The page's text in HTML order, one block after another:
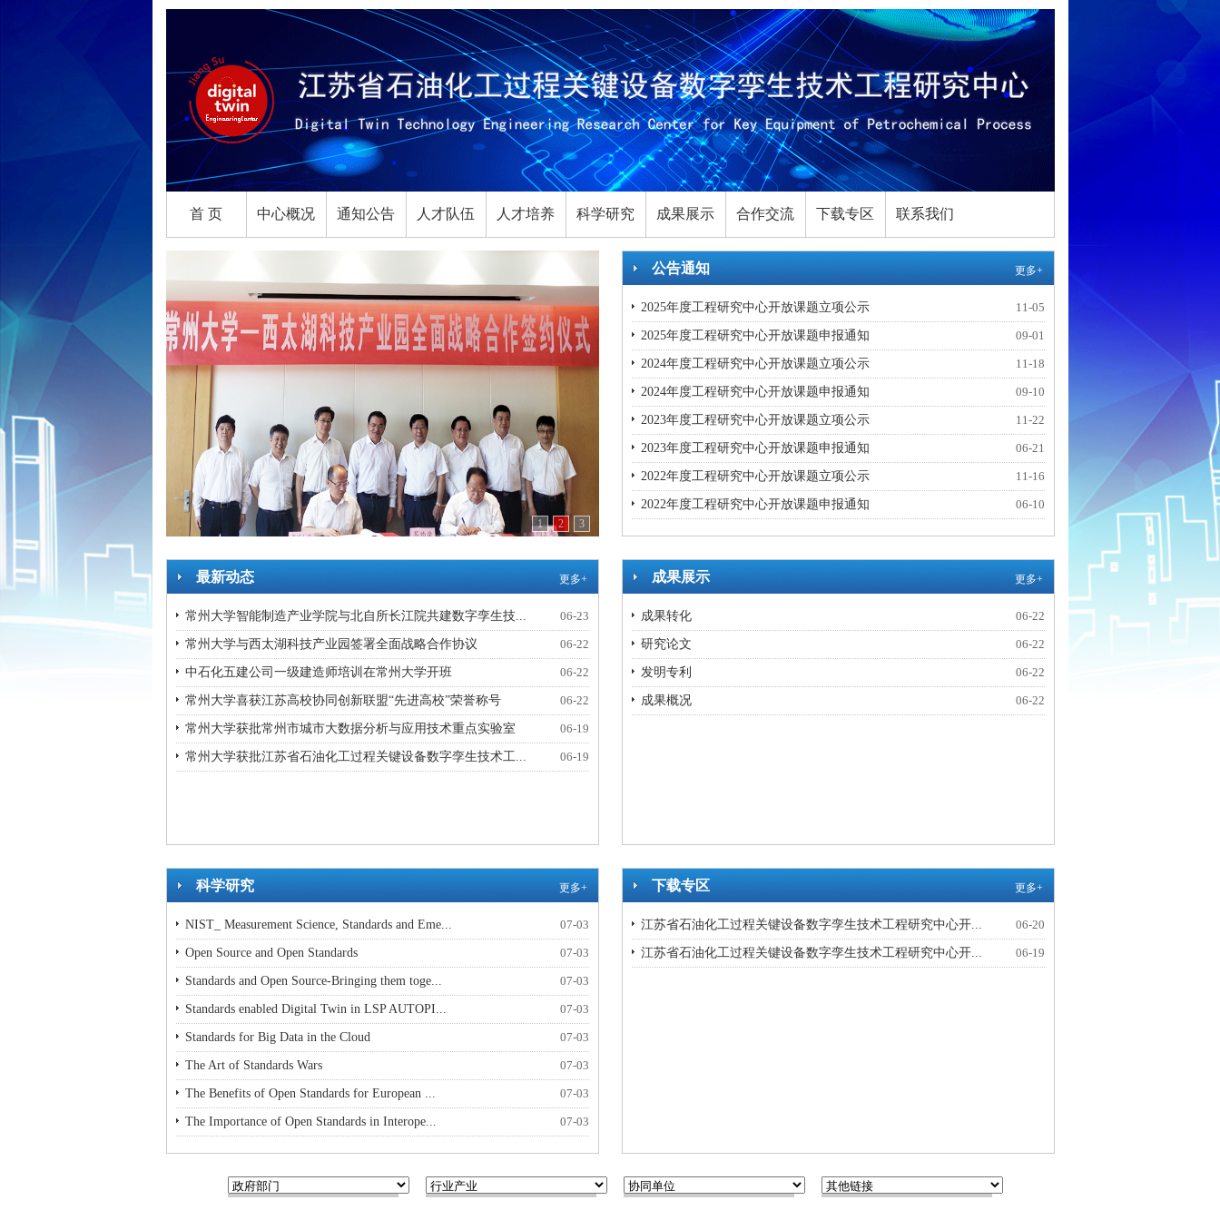
首 页 中心概况 通知公告 人才队伍 人才培养 科学研究 成果展示 合作交流 下载专区 联系我们
1 2 3
公告通知 更多+
2025年度工程研究中心开放课题立项公示 11-05
2025年度工程研究中心开放课题申报通知 09-01
2024年度工程研究中心开放课题立项公示 11-18
2024年度工程研究中心开放课题申报通知 09-10
2023年度工程研究中心开放课题立项公示 11-22
2023年度工程研究中心开放课题申报通知 06-21
2022年度工程研究中心开放课题立项公示 11-16
2022年度工程研究中心开放课题申报通知 06-10
最新动态 更多+
常州大学智能制造产业学院与北自所长江院共建数字孪生技... 06-23
常州大学与西太湖科技产业园签署全面战略合作协议 06-22
中石化五建公司一级建造师培训在常州大学开班 06-22
常州大学喜获江苏高校协同创新联盟“先进高校”荣誉称号 06-22
常州大学获批常州市城市大数据分析与应用技术重点实验室 06-19
常州大学获批江苏省石油化工过程关键设备数字孪生技术工... 06-19
成果展示 更多+
成果转化 06-22
研究论文 06-22
发明专利 06-22
成果概况 06-22
科学研究 更多+
NIST_ Measurement Science, Standards and Eme... 07-03
Open Source and Open Standards 07-03
Standards and Open Source-Bringing them toge... 07-03
Standards enabled Digital Twin in LSP AUTOPI... 07-03
Standards for Big Data in the Cloud 07-03
The Art of Standards Wars 07-03
The Benefits of Open Standards for European ... 07-03
The Importance of Open Standards in Interope... 07-03
下载专区 更多+
江苏省石油化工过程关键设备数字孪生技术工程研究中心开... 06-20
江苏省石油化工过程关键设备数字孪生技术工程研究中心开... 06-19